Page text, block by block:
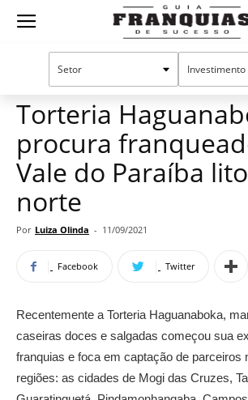
Guia
Sucesso
Mercado de franquias
Torteria
procura
Vale do Paraíba
norte
Por Luiza Olinda - 11/09/2021
Facebook Twitter
Recentemente a Torteria Haguanaboka,
caseiras doces e salgadas começou sua
franquias e foca em captação de parceiros
regiões: as cidades de Mogi das Cruzes,